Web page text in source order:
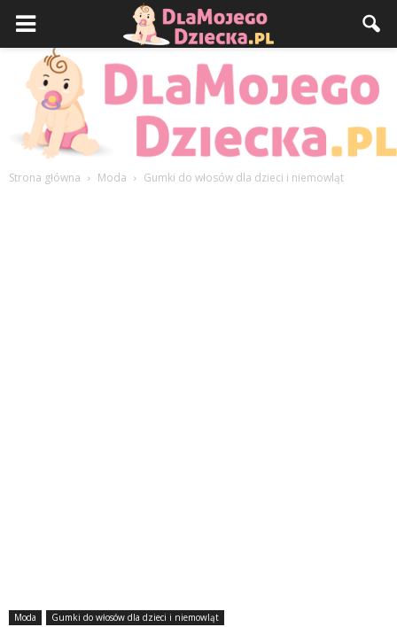
Strona główna Moda Gumki do włosów dla dzieci i niemowląt
Moda Gumki do włosów dla dzieci i niemowląt